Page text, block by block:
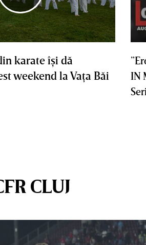
karate îşi dă
weekend la Vaţa Băi
IN
CLUJ